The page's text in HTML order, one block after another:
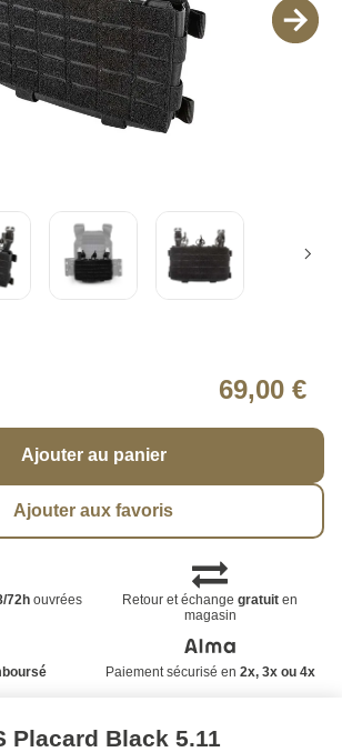
69,00 €
Ajouter au panier
Ajouter aux favoris
72houvrées Retour et échangegratuit en
magasin
Paiement sécurisé en 2x, 3x ou 4x
Placard Black 5.11